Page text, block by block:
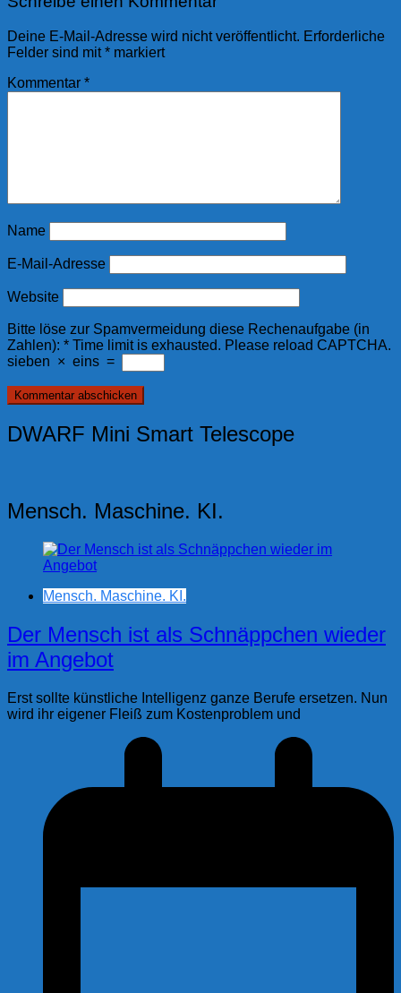
Deine E-Mail-Adresse wird nicht veröffentlicht. Erforderliche
Felder sind mit* markiert
Kommentar *
Name
E-Mail-Adresse
Website
Bitte löse zur Spamvermeidung diese Rechenaufgabe (in
Zahlen): * Time limit is exhausted. Please reload CAPTCHA.
sieben × eins =
DWARF Mini Smart Telescope
Mensch. Maschine. KI.
Mensch. Maschine. KI.
Der Mensch ist als Schnäppchen wieder
im Angebot
Erst sollte künstliche Intelligenz ganze Berufe ersetzen. Nun
wird ihr eigener Fleiß zum Kostenproblem und